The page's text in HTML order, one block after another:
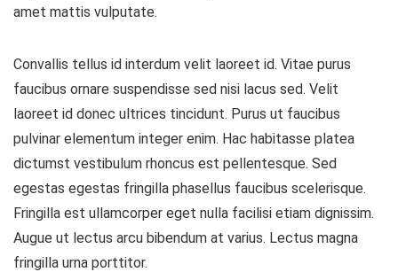
amet mattis vulputate.
Convallis tellus id interdum velit laoreet id. Vitae purus
faucibus ornare suspendisse sed nisi lacus sed. Velit
laoreet id donec ultrices tincidunt. Purus ut faucibus
pulvinar elementum integer enim. Hac habitasse platea
dictumst vestibulum rhoncus est pellentesque. Sed
egestas egestas fringilla phasellus faucibus scelerisque.
Fringilla est ullamcorper eget nulla facilisi etiam dignissim.
Augue ut lectus arcu bibendum at varius. Lectus magna
fringilla urna porttitor.